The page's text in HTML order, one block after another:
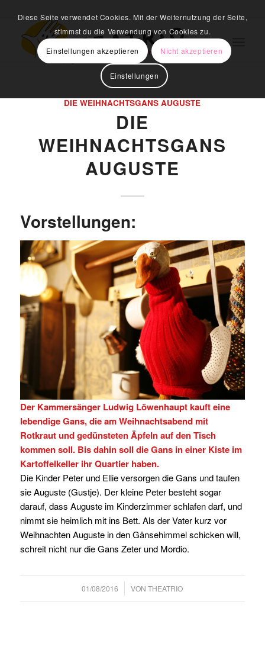
DIE WEIHNACHTSGANS AUGUSTE
DIE
WEIHNACHTSGANS
AUGUSTE
Vorstellungen:
Der Kammersänger Ludwig Löwenhaupt kauft eine
lebendige Gans, die am Weihnachtsabend mit
Rotkraut und gedünsteten Äpfeln auf den Tisch
kommen soll. Bis dahin soll die Gans in einer Kiste im
Kartoffelkeller ihr Quartier haben.
Die Kinder Peter und Ellie versorgen die Gans und taufen
sie Auguste (Gustje). Der kleine Peter besteht sogar
darauf, dass Auguste im Kinderzimmer schlafen darf, und
nimmt sie heimlich mit ins Bett. Als der Vater kurz vor
Weihnachten Auguste in den Gänsehimmel schicken will,
schreit nicht nur die Gans Zeter und Mordio.
01/08/2016
/ VONTHEATRIO
Diese Seite verwendet Cookies. Mit der Weiternutzung der Seite,
stimmst du die Verwendung von Cookies zu.
Einstellungen akzeptieren
Nicht akzeptieren
Einstellungen